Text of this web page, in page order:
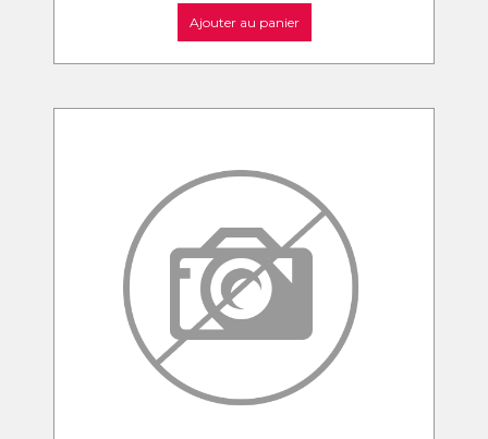
Ajouter au panier